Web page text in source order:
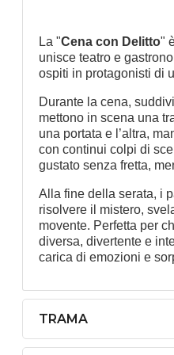
La "Cena con Delitto"
unisce teatro e
ospiti in protagonisti di
Durante la cena,
mettono in scena una
una portata e l’altra,
con continui colpi di
gustato senza fretta,
Alla fine della serata, i
risolvere il mistero,
movente. Perfetta per
diversa, divertente e
carica di emozioni e
TRAMA